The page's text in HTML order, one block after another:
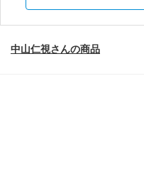
中山仁視さんの商品